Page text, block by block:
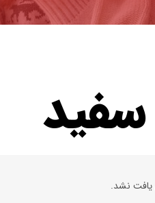
نشد.